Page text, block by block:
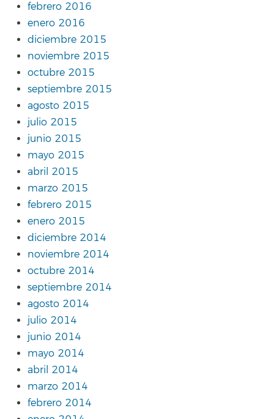
febrero 2016
enero 2016
diciembre 2015
noviembre 2015
octubre 2015
septiembre 2015
agosto 2015
julio 2015
junio 2015
mayo 2015
abril 2015
marzo 2015
febrero 2015
enero 2015
diciembre 2014
noviembre 2014
octubre 2014
septiembre 2014
agosto 2014
julio 2014
junio 2014
mayo 2014
abril 2014
marzo 2014
febrero 2014